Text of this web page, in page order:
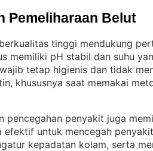
Pemeliharaan Belut
tinggi mendukung
memiliki pH stabil dan suhu
tetap higienis dan tidak
khususnya saat memakai
pencegahan penyakit juga
efektif untuk mencegah
kepadatan kolam, serta